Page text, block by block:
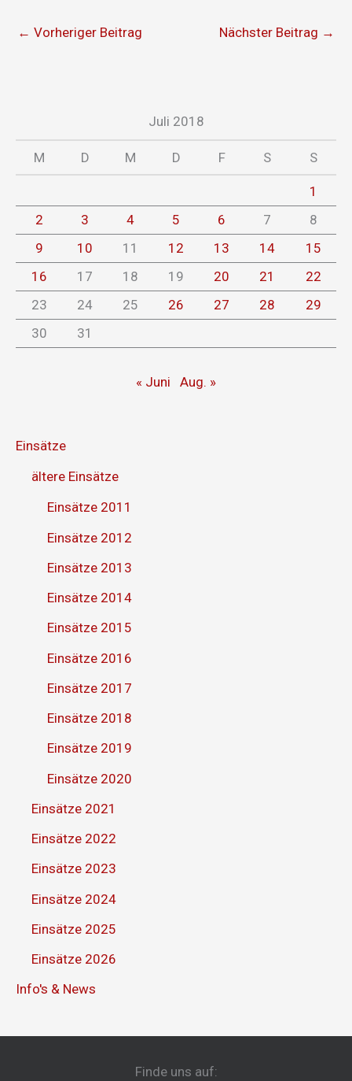
← Vorheriger Beitrag Nächster Beitrag →
Juli 2018
M D M D F S S
1
2
3 4 5 6 7
8
9
10 11 12 13 14
15
16
17 18 19 20 21
22
23
24 25 26 27 28
29
30
31
« Juni Aug. »
Einsätze
ältere Einsätze
Einsätze 2011
Einsätze 2012
Einsätze 2013
Einsätze 2014
Einsätze 2015
Einsätze 2016
Einsätze 2017
Einsätze 2018
Einsätze 2019
Einsätze 2020
Einsätze 2021
Einsätze 2022
Einsätze 2023
Einsätze 2024
Einsätze 2025
Einsätze 2026
Info's & News
Finde uns auf: